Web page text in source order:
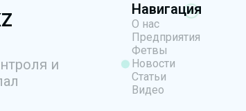
и
Навигация
О нас
Предприятия
Фетвы
Новости
Статьи
Видео